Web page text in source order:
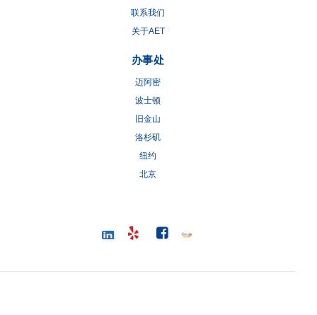
联系我们
关于AET
办事处
迈阿密
波士顿
旧金山
洛杉矶
纽约
北京